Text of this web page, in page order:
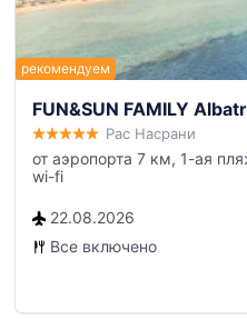
FUN&SUN FAMILY
Рас Насрани
от аэропорта 7 км, 1-ая
wi-fi
22.08.2026
Все включено